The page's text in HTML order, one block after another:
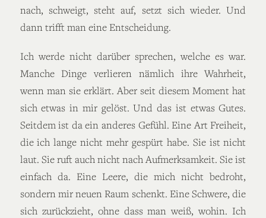
nach, schweigt, steht auf, setzt sich wieder. Und
dann trifft man eine Entscheidung.
Ich werde nicht darüber sprechen, welche es war.
Manche Dinge verlieren nämlich ihre Wahrheit,
wenn man sie erklärt. Aber seit diesem Moment hat
sich etwas in mir gelöst. Und das ist etwas Gutes.
Seitdem ist da ein anderes Gefühl. Eine Art Freiheit,
die ich lange nicht mehr gespürt habe. Sie ist nicht
laut. Sie ruft auch nicht nach Aufmerksamkeit. Sie ist
einfach da. Eine Leere, die mich nicht bedroht,
sondern mir neuen Raum schenkt. Eine Schwere, die
sich zurückzieht, ohne dass man weiß, wohin. Ich